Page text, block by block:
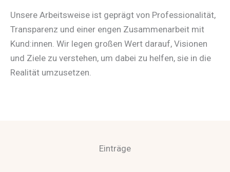
Unsere Arbeitsweise ist geprägt von Professionalität,
Transparenz und einer engen Zusammenarbeit mit
Kund:innen. Wir legen großen Wert darauf, Visionen
und Ziele zu verstehen, um dabei zu helfen, sie in die
Realität umzusetzen.
Einträge